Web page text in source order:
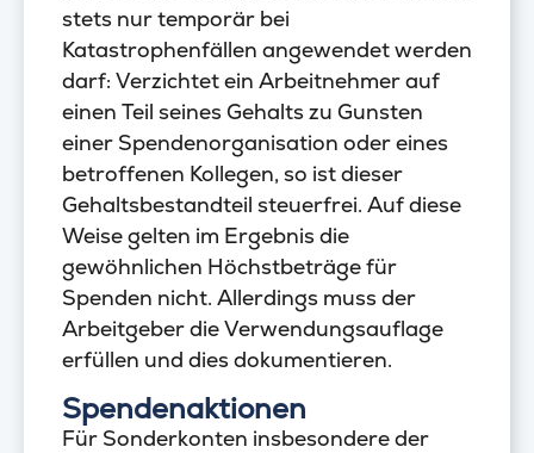
stets nur temporär bei
Katastrophenfällen angewendet werden
darf: Verzichtet ein Arbeitnehmer auf
einen Teil seines Gehalts zu Gunsten
einer Spendenorganisation oder eines
betroffenen Kollegen, so ist dieser
Gehaltsbestandteil steuerfrei. Auf diese
Weise gelten im Ergebnis die
gewöhnlichen Höchstbeträge für
Spenden nicht. Allerdings muss der
Arbeitgeber die Verwendungsauflage
erfüllen und dies dokumentieren.
Spendenaktionen
Für Sonderkonten insbesondere der